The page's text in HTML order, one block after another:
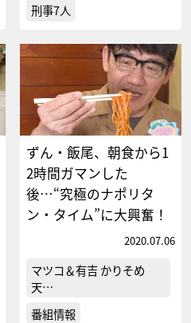
刑事7人
ずん・飯尾、朝食から1
2時間ガマンした
後…“究極のナポリタ
ン・タイム”に大興奮！
2020.07.06
マツコ＆有吉 かりそめ
天…
番組情報